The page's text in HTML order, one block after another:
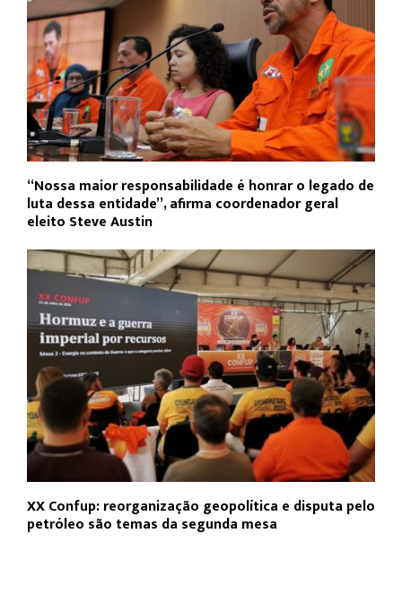
“Nossa maior responsabilidade é honrar o legado de
luta dessa entidade”, afirma coordenador geral
eleito Steve Austin
XX Confup: reorganização geopolítica e disputa pelo
petróleo são temas da segunda mesa